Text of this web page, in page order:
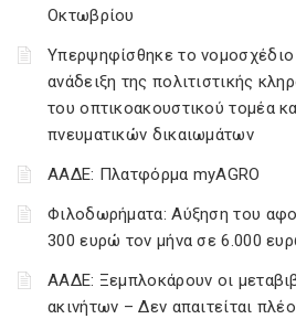
Οκτωβρίου
Υπερψηφίσθηκε το νομοσχέδιο
ανάδειξη της πολιτιστικής
του οπτικοακουστικού τομέα
πνευματικών δικαιωμάτων
ΑΑΔΕ: Πλατφόρμα myAGRO
Φιλοδωρήματα: Αύξηση του
300 ευρώ τον μήνα σε 6.000
ΑΑΔΕ: Ξεμπλοκάρουν οι
ακινήτων – Δεν απαιτείται